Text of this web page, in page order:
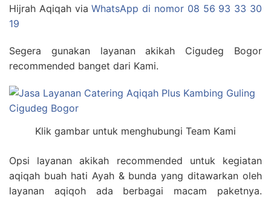
Hijrah Aqiqah viaWhatsApp di nomor 08 56 93 33 30
19
Segera gunakan layanan akikah Cigudeg Bogor
recommended banget dari Kami.
Klik gambar untuk menghubungi Team Kami
Opsi layanan akikah recommended untuk kegiatan
aqiqah buah hati Ayah & bunda yang ditawarkan oleh
layanan aqiqoh ada berbagai macam paketnya.